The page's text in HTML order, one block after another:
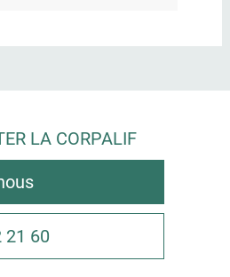
LA CORPALIF
21 60